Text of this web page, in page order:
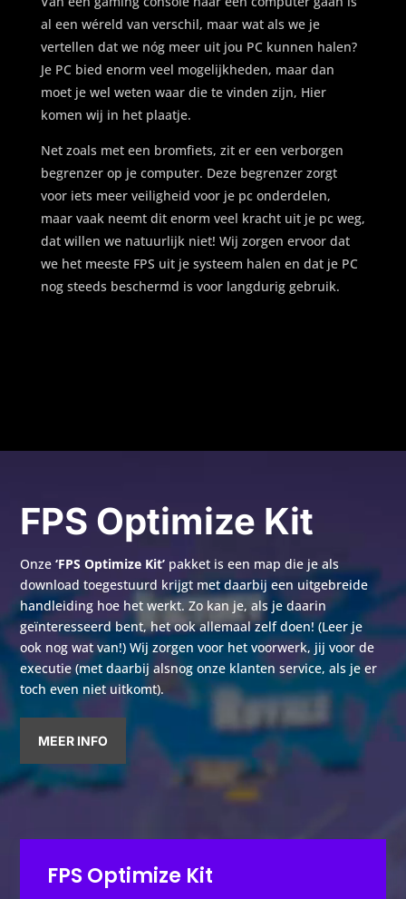
al een wéreld van verschil, maar wat als we je
vertellen dat we nóg meer uit jou PC kunnen halen?
Je PC bied enorm veel mogelijkheden, maar dan
moet je wel weten waar die te vinden zijn, Hier
komen wij in het plaatje.
Net zoals met een bromfiets, zit er een verborgen
begrenzer op je computer. Deze begrenzer zorgt
voor iets meer veiligheid voor je pc onderdelen,
maar vaak neemt dit enorm veel kracht uit je pc weg,
dat willen we natuurlijk niet! Wij zorgen ervoor dat
we het meeste FPS uit je systeem halen en dat je PC
nog steeds beschermd is voor langdurig gebruik.
FPS Optimize Kit
Onze‘FPS Optimize Kit’ pakket is een map die je als
download toegestuurd krijgt met daarbij een uitgebreide
handleiding hoe het werkt. Zo kan je, als je daarin
geïnteresseerd bent, het ook allemaal zelf doen! (Leer je
ook nog wat van!) Wij zorgen voor het voorwerk, jij voor de
executie (met daarbij alsnog onze klanten service, als je er
toch even niet uitkomt).
MEER INFO
FPS Optimize Kit